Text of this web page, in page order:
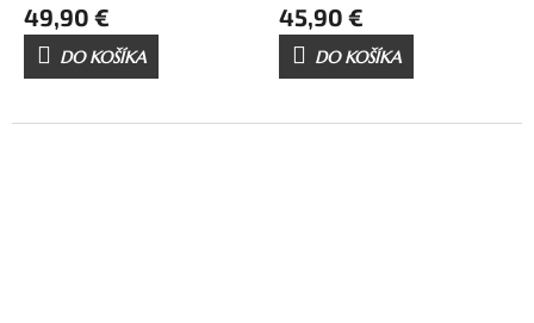
49,90 €
DO KOŠÍKA
45,90 €
DO KOŠÍKA